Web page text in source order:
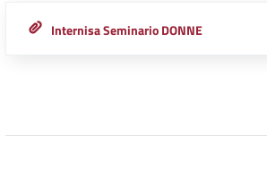
Internisa Seminario DONNE